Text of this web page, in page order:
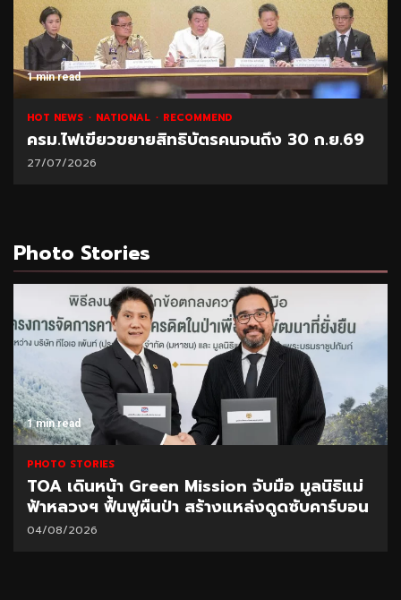
1 min read
HOT NEWS NATIONAL RECOMMEND
ครม.ไฟเขียวขยายสิทธิบัตรคนจนถึง 30 ก.ย.69
27/07/2026
Photo Stories
1 min read
PHOTO STORIES
TOA เดินหน้า Green Mission จับมือ มูลนิธิแม่
ฟ้าหลวงฯ ฟื้นฟูผืนป่า สร้างแหล่งดูดซับคาร์บอน
04/08/2026